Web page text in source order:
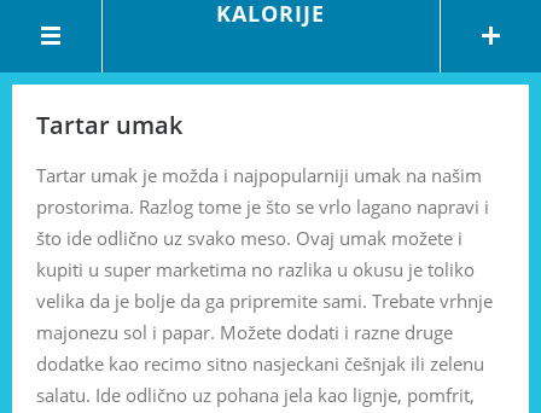
KALORIJE
Tartar umak
Tartar umak je možda i najpopularniji umak na našim
prostorima. Razlog tome je što se vrlo lagano napravi i
što ide odlično uz svako meso. Ovaj umak možete i
kupiti u super marketima no razlika u okusu je toliko
velika da je bolje da ga pripremite sami. Trebate vrhnje
majonezu sol i papar. Možete dodati i razne druge
dodatke kao recimo sitno nasjeckani češnjak ili zelenu
salatu. Ide odlično uz pohana jela kao lignje, pomfrit,